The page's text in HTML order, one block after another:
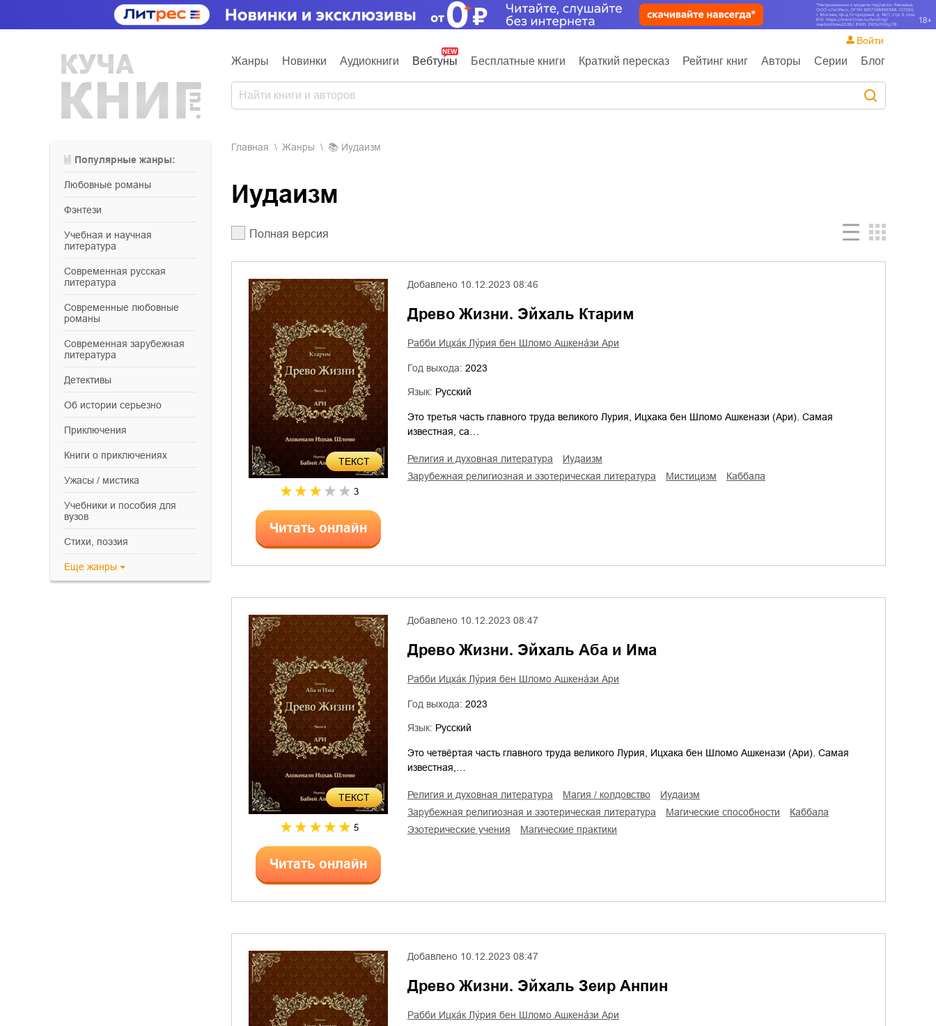
Жанры Новинки Аудиокниги Вебтуны Бесплатные книги Краткий пересказ Рейтинг книг Авторы Серии Блог
Войти
Популярные жанры:
любовные романы
фэнтези
учебная и научная
литература
современная русская
литература
современные любовные
романы
современная зарубежная
литература
детективы
об истории серьезно
приключения
книги о приключениях
ужасы / мистика
учебники и пособия для
вузов
cтихи, поэзия
Еще жанры
Главная Жанры Иудаизм
Иудаизм
Полная версия
ТЕКСТ
3
Читать онлайн
Добавлено 10.12.2023 08:46
Древо Жизни. Эйхаль Ктарим
Рабби Ицха́к Лу́рия бен Шломо Ашкена́зи Ари
Год выхода: 2023
Язык: Русский
Это третья часть главного труда великого Лурия, Ицхака бен Шломо Ашкенази (Ари). Самая
известная, са…
религия и духовная литература
иудаизм
зарубежная религиозная и эзотерическая литература
мистицизм Каббала
ТЕКСТ
5
Читать онлайн
Добавлено 10.12.2023 08:47
Древо Жизни. Эйхаль Аба и Има
Рабби Ицха́к Лу́рия бен Шломо Ашкена́зи Ари
Год выхода: 2023
Язык: Русский
Это четвёртая часть главного труда великого Лурия, Ицхака бен Шломо Ашкенази (Ари). Самая
известная,…
религия и духовная литература магия / колдовство
иудаизм
зарубежная религиозная и эзотерическая литература
магические способности
Каббала
эзотерические учения
магические практики
Добавлено 10.12.2023 08:47
Древо Жизни. Эйхаль Зеир Анпин
Рабби Ицха́к Лу́рия бен Шломо Ашкена́зи Ари